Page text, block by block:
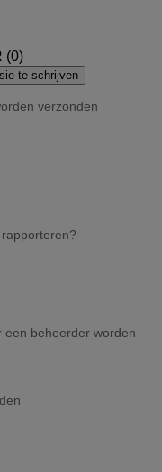
(0)
te schrijven
verzonden
een beheerder worden